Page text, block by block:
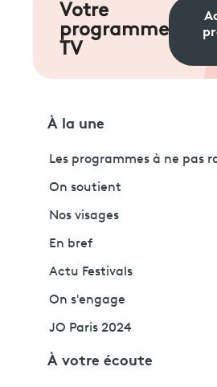
Votre
programme
TV
À la une
Les programmes à ne pas
On soutient
Nos visages
En bref
Actu Festivals
On s'engage
JO Paris 2024
À votre écoute